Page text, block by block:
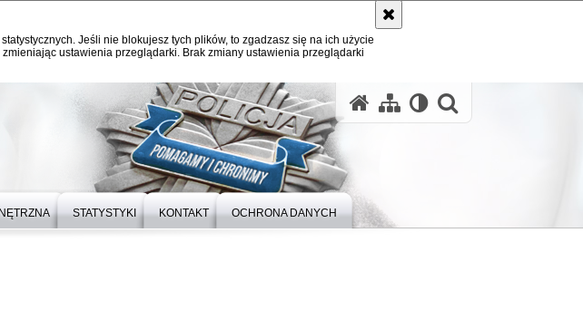
Jeśli nie blokujesz tych plików, to zgadzasz się na ich użycie
ustawienia przeglądarki. Brak zmiany ustawienia przeglądarki
STATYSTYKI KONTAKT OCHRONA DANYCH